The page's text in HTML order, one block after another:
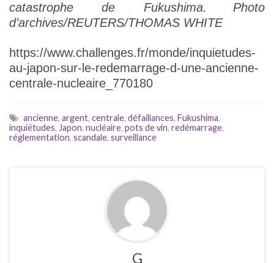
catastrophe de Fukushima.
Photo
d’archives/REUTERS/THOMAS WHITE
https://www.challenges.fr/monde/inquietudes-
au-japon-sur-le-redemarrage-d-une-ancienne-
centrale-nucleaire_770180
ancienne, argent, centrale, défaillances, Fukushima,
inquiétudes, Japon, nucléaire, pots de vin, redémarrage,
réglementation, scandale, surveillance
G